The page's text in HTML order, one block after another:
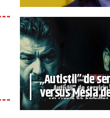
„Autiștii” de
versus Mesia